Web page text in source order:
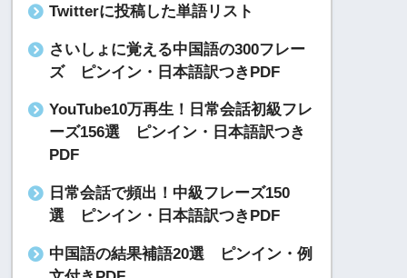
Twitterに投稿した単語リスト
さいしょに覚える中国語の300フレー
ズ ピンイン・日本語訳つきPDF
YouTube10万再生！日常会話初級フレ
ーズ156選 ピンイン・日本語訳つき
PDF
日常会話で頻出！中級フレーズ150
選 ピンイン・日本語訳つきPDF
中国語の結果補語20選 ピンイン・例